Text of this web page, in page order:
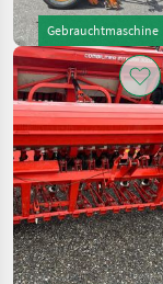
Gebrauchtmaschine